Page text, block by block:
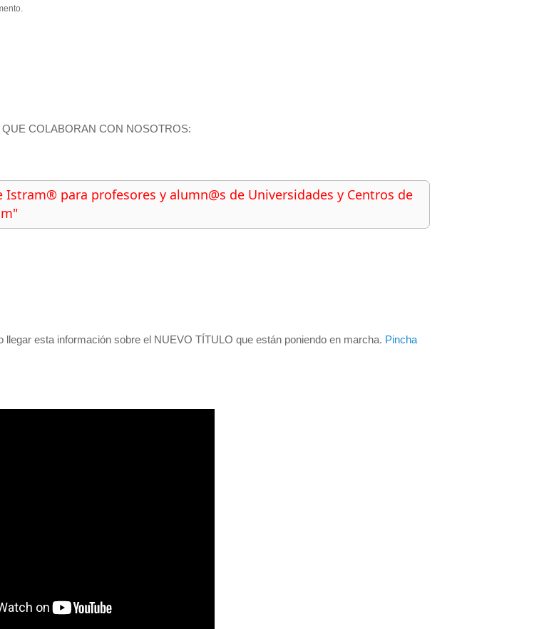
COLABORAN CON NOSOTROS:
para profesores y alumn@s de Universidades y Centros de
esta información sobre el NUEVO TÍTULO que están poniendo en marcha. Pincha